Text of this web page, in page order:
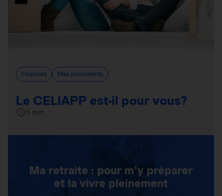
Finances Mes placements
Le CELIAPP est-il pour vous?
5 min
Ma retraite : pour m'y préparer
et la vivre pleinement